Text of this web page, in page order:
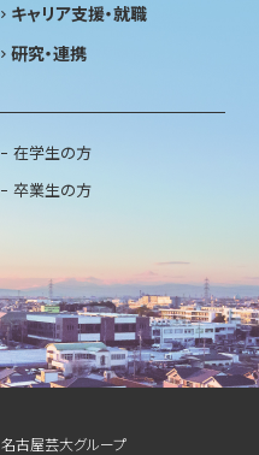
キャリア支援・就職
研究・連携
在学生の方
卒業生の方
名古屋芸大グループ